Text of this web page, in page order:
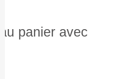
panier avec